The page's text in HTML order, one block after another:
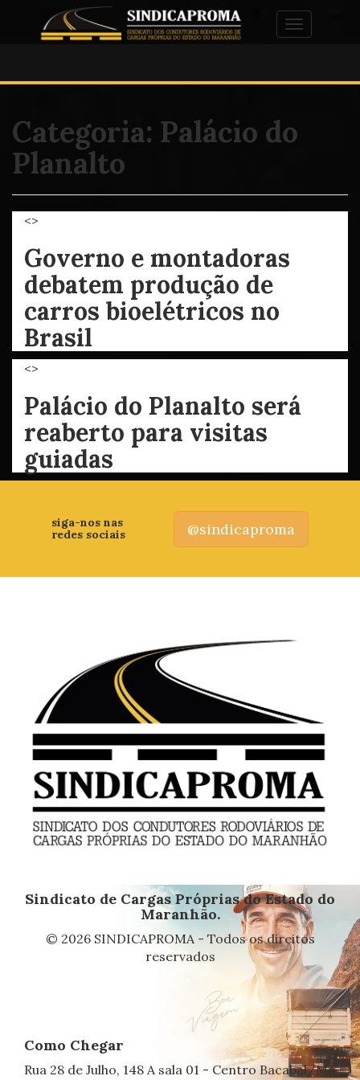
Alternar
Categoria: Palácio do
Planalto
<>
Governo e montadoras
debatem produção de
carros bioelétricos no
Brasil
<>
Palácio do Planalto será
reaberto para visitas
guiadas
siga-nos nas
redes sociais
@sindicaproma
Sindicato de Cargas Próprias do Estado do
Maranhão.
© 2026 SINDICAPROMA - Todos os direitos
reservados
Como Chegar
Rua 28 de Julho, 148 A sala 01 - Centro Bacabal/MA